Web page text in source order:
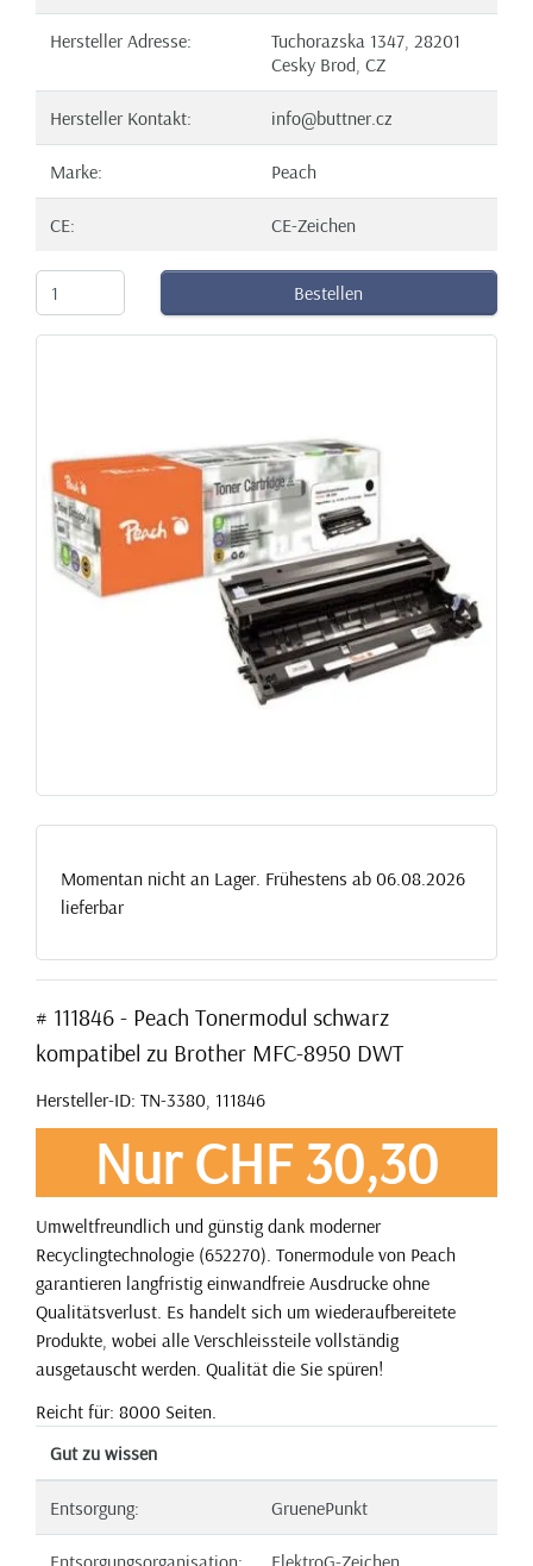
Hersteller Adresse:
Tuchorazska 1347, 28201
Cesky Brod, CZ
Hersteller Kontakt: info@buttner.cz
Marke: Peach
CE: CE-Zeichen
Bestellen
Momentan nicht an Lager. Frühestens ab 06.08.2026
lieferbar
# 111846 - Peach Tonermodul schwarz
kompatibel zu Brother MFC-8950 DWT
Hersteller-ID: TN-3380, 111846
Nur CHF 30,30
Umweltfreundlich und günstig dank moderner
Recyclingtechnologie (652270). Tonermodule von Peach
garantieren langfristig einwandfreie Ausdrucke ohne
Qualitätsverlust. Es handelt sich um wiederaufbereitete
Produkte, wobei alle Verschleissteile vollständig
ausgetauscht werden. Qualität die Sie spüren!
Reicht für: 8000 Seiten.
Gut zu wissen
Entsorgung: GruenePunkt
Entsorgungsorganisation: ElektroG-Zeichen